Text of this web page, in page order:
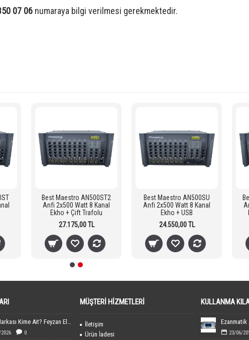
07 06 numaraya bilgi verilmesi gerekmektedir.
Best Maestro AN500ST2
Anfi 2x500 Watt 8 Kanal
Ekho + Çift Trafolu
27.175,00 TL
Best Maestro AN500SU
Anfi 2x500 Watt 8 Kanal
Ekho + USB
24.550,00 TL
FEYEL Markası Kime Ait? Feyzan Elektronik Hakkında Bilgiler
0
MÜŞTERI HIZMETLERI
İletişim
Ürün İadesi
KULLANMA
23/06/